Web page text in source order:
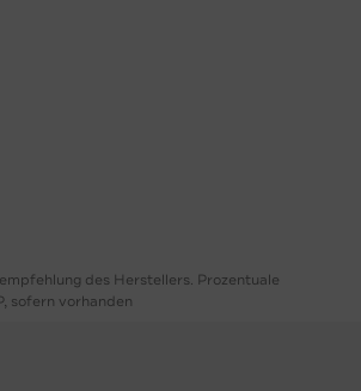
des Herstellers. Prozentuale
sofern vorhanden